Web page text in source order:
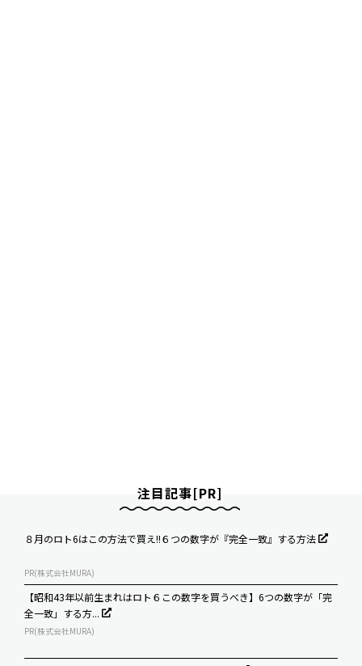
注目記事[PR]
８月のロト6はこの方法で買え!!６つの数字が『完全一致』する方法
PR(株式会社MURA)
【昭和43年以前生まれはロト６この数字を買うべき】6つの数字が「完
全一致」する方...
PR(株式会社MURA)